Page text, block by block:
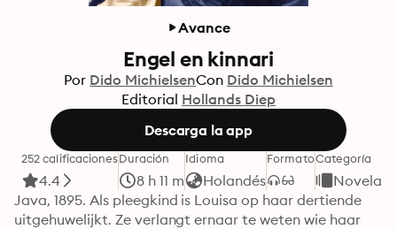
Avance
Engel en kinnari
Por Dido MichielsenCon Dido Michielsen
Editorial Hollands Diep
Descarga la app
252 calificaciones
4.4
Duración
8 h 11 m
Idioma
Holandés
FormatoCategoría
Novelas
Java, 1895. Als pleegkind is Louisa op haar dertiende
uitgehuwelijkt. Ze verlangt ernaar te weten wie haar